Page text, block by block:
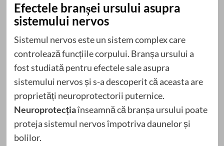
Efectele branșei ursului asupra
sistemului nervos
Sistemul nervos este un sistem complex care
controlează funcțiile corpului. Branșa ursului a
fost studiată pentru efectele sale asupra
sistemului nervos și s-a descoperit că aceasta are
proprietăți neuroprotectorii puternice.
Neuroprotecțiaînseamnă că branșa ursului poate
proteja sistemul nervos împotriva daunelor și
bolilor.